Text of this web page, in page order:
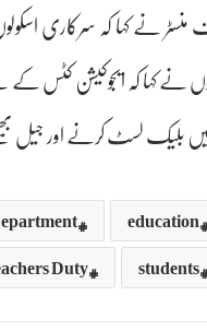
نے کہا کہ سرکاری
نے کہا کہ ایجوکیشن کٹس کے
بلیک لسٹ کرنے اور جیل
education
students
Duty